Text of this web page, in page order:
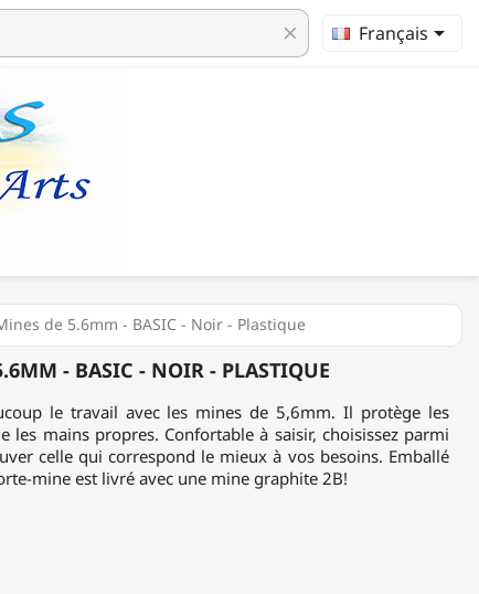
clear Français
de 5.6mm - BASIC - Noir - Plastique
- BASIC - NOIR - PLASTIQUE
le travail avec les mines de 5,6mm. Il protège les
les mains propres. Confortable à saisir, choisissez parmi
celle qui correspond le mieux à vos besoins. Emballé
mine est livré avec une mine graphite 2B!